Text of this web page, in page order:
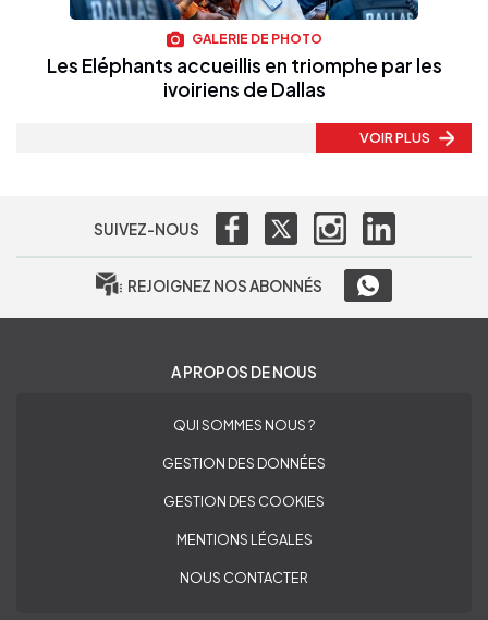
GALERIE DE PHOTO
Les Eléphants accueillis en triomphe par les
ivoiriens de Dallas
VOIR PLUS
SUIVEZ-NOUS
REJOIGNEZ NOS ABONNÉS
A PROPOS DE NOUS
QUI SOMMES NOUS ?
GESTION DES DONNÉES
GESTION DES COOKIES
MENTIONS LÉGALES
NOUS CONTACTER